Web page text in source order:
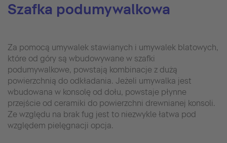
Szafka podumywalkowa
Za pomocą umywalek stawianych i umywalek blatowych,
które od góry są wbudowywane w szafki
podumywalkowe, powstają kombinacje z dużą
powierzchnią do odkładania. Jeżeli umywalka jest
wbudowana w konsolę od dołu, powstaje płynne
przejście od ceramiki do powierzchni drewnianej konsoli.
Ze względu na brak fug jest to niezwykle łatwa pod
względem pielęgnacji opcja.